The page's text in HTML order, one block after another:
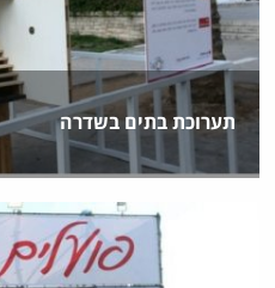
תערוכת בתים בשדרה